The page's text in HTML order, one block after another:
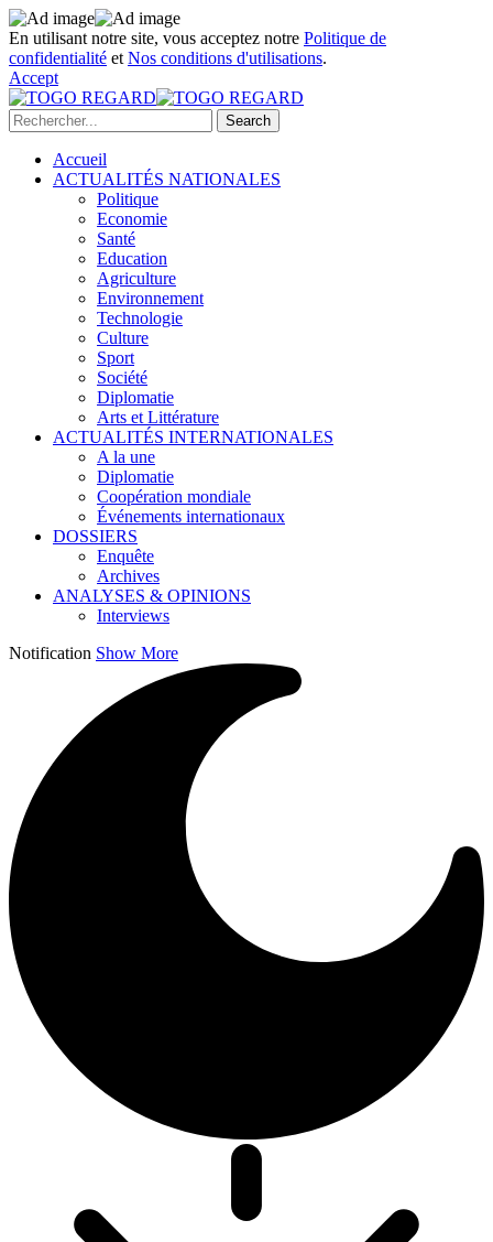
En utilisant notre site, vous acceptez notre Politique de
confidentialité et Nos conditions d'utilisations.
Accept
Accueil
ACTUALITÉS NATIONALES
Politique
Economie
Santé
Education
Agriculture
Environnement
Technologie
Culture
Sport
Société
Diplomatie
Arts et Littérature
ACTUALITÉS INTERNATIONALES
A la une
Diplomatie
Coopération mondiale
Événements internationaux
DOSSIERS
Enquête
Archives
ANALYSES & OPINIONS
Interviews
Notification Show More